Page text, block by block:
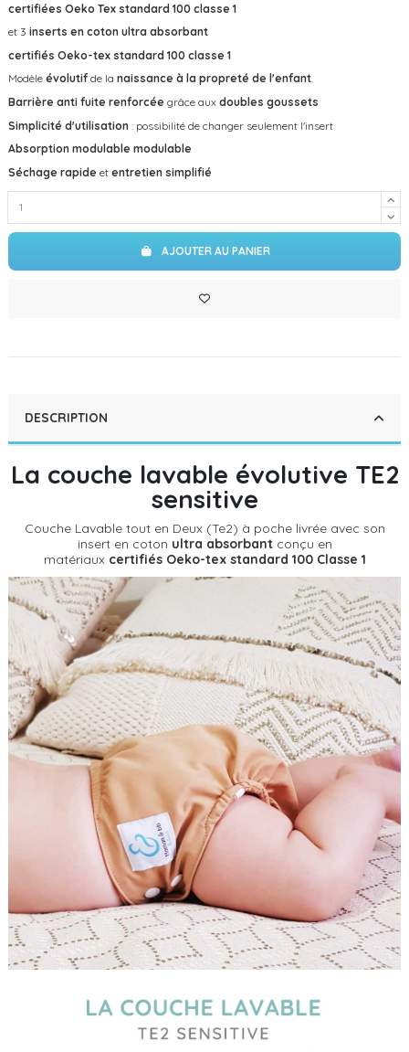
certifiées Oeko Tex standard 100 classe 1
et 3 inserts en coton ultra absorbant
certifiés Oeko-tex standard 100 classe 1
Modèle évolutif de la naissance à la propreté de l'enfant.
Barrière anti fuite renforcée grâce aux doubles goussets
Simplicité d'utilisation : possibilité de changer seulement l'insert
Absorption modulable modulable
Séchage rapide et entretien simplifié
AJOUTER AU PANIER
DESCRIPTION
La couche lavable évolutive TE2
sensitive
Couche Lavable tout en Deux (Te2) à poche livrée avec son
insert en coton ultra absorbant conçu en
matériauxcertifiés Oeko-tex standard 100 Classe 1